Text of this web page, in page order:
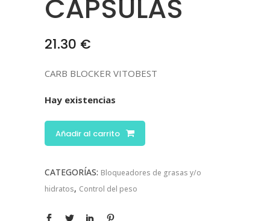
CÁPSULAS
21.30 €
CARB BLOCKER VITOBEST
Hay existencias
Añadir al carrito
CATEGORÍAS: Bloqueadores de grasas y/o
hidratos, Control del peso